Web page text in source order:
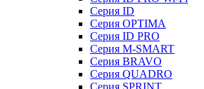
Серия ID
Серия OPTIMA
Серия ID PRO
Серия M-SMART
Серия BRAVO
Серия QUADRO
Серия SPRINT